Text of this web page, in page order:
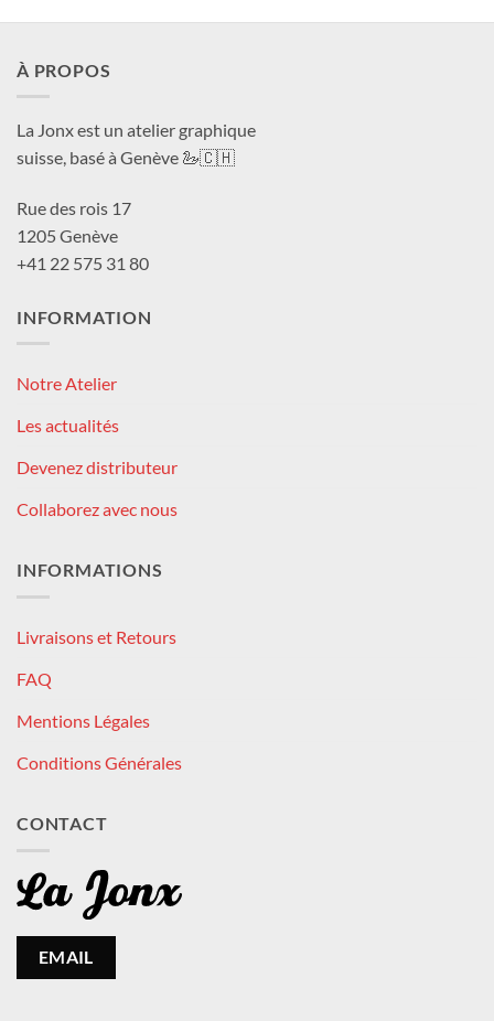
À PROPOS
La Jonx est un atelier graphique
suisse, basé à Genève 🦢🇨🇭
Rue des rois 17
1205 Genève
+41 22 575 31 80
INFORMATION
Notre Atelier
Les actualités
Devenez distributeur
Collaborez avec nous
INFORMATIONS
Livraisons et Retours
FAQ
Mentions Légales
Conditions Générales
CONTACT
EMAIL